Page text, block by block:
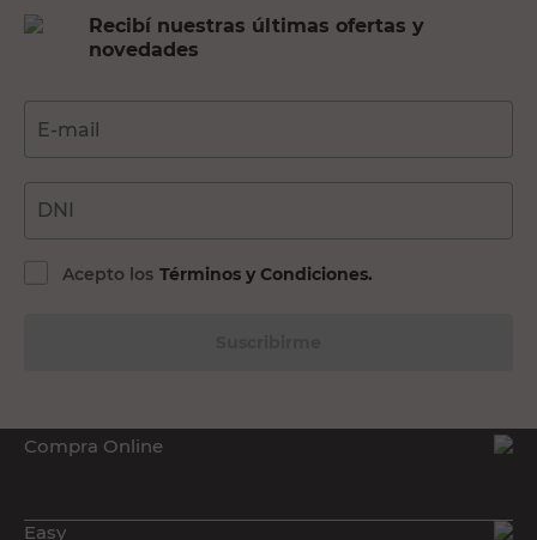
Recibí nuestras últimas ofertas y
novedades
E-mail
DNI
Acepto los Términos y Condiciones.
Compra Online
Easy